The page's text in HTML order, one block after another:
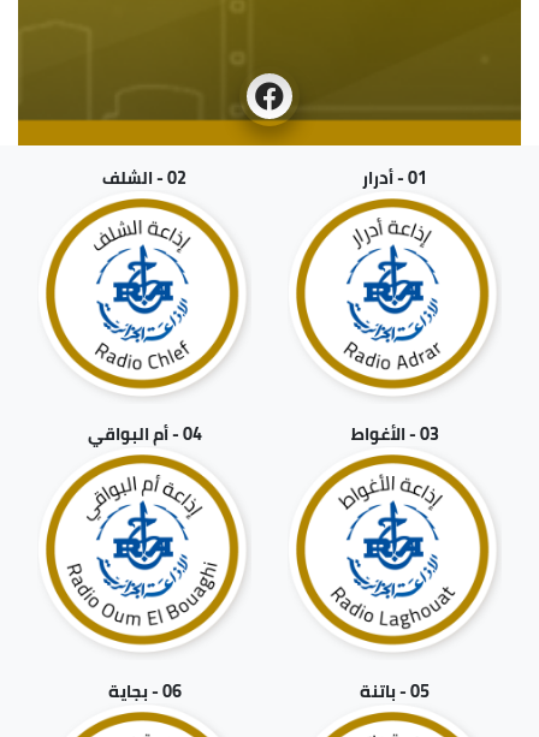
01 - أدرار 02 - الشلف
03 - الأغواط 04 - أم البواقي
05 - باتنة 06 - بجاية